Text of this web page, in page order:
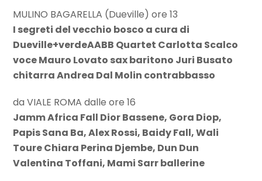
MULINO BAGARELLA (Dueville) ore 13
I segreti del vecchio bosco a cura di
Dueville+verdeAABB Quartet Carlotta Scalco
voce Mauro Lovato sax baritono Juri Busato
chitarra Andrea Dal Molin contrabbasso
da VIALE ROMA dalle ore 16
Jamm Africa Fall Dior Bassene, Gora Diop,
Papis Sana Ba, Alex Rossi, Baidy Fall, Wali
Toure Chiara Perina Djembe, Dun Dun
Valentina Toffani, Mami Sarr ballerine